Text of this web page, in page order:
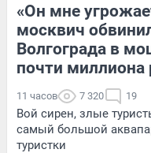
«Он мне
москвич
Волгограда в
почти миллиона
11 часов 7 320 19
Вой сирен, злые
самый большой
туристки